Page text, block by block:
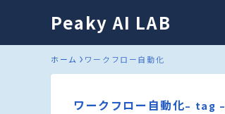
Peaky AI LAB
ホーム ワークフロー自動化
ワークフロー自動化– tag –